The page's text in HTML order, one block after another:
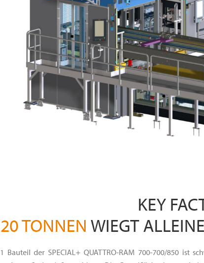
KEY
20 TONNEN WIEGT
1 Bauteil der SPECIAL+ QUATTRO-RAM 700-700/850 ist